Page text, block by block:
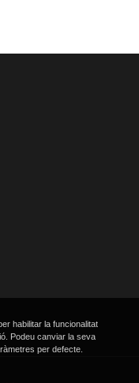
habilitar la funcionalitat
Podeu canviar la seva
per defecte.